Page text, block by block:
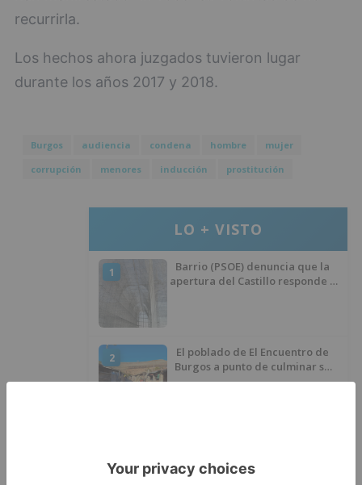
recurrirla.
Los hechos ahora juzgados tuvieron lugar
durante los años 2017 y 2018.
Burgos audiencia condena hombre
mujer
corrupción
menores inducción prostitución
LO + VISTO
1
Barrio (PSOE) denuncia que la
apertura del Castillo responde a
2
El poblado de El Encuentro de
Burgos a punto de culminar su
proceso de realojo
Huérmeces